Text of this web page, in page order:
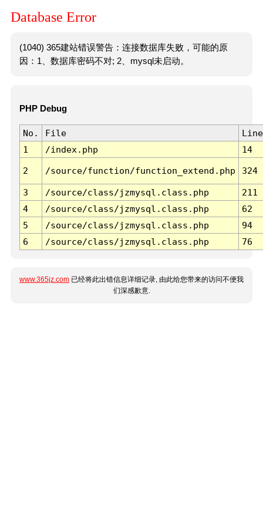
Database Error
(1040) 365建站错误警告：连接数据库失败，可能的原
因：1、数据库密码不对; 2、mysql未启动。
PHP Debug
No. File
Line
1
/index.php 14
2 /source/function/function_extend.php 324
3 /source/class/jzmysql.class.php
211
4
/source/class/jzmysql.class.php
62
5
/source/class/jzmysql.class.php
94
6
/source/class/jzmysql.class.php 76
www.365jz.com 已经将此出错信息详细记录, 由此给您带来的访问不便我
们深感歉意.